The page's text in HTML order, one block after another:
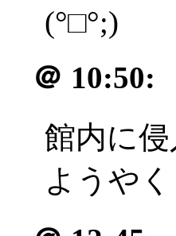
(°□°;)
＠ 10:50:
館内に侵
ようや